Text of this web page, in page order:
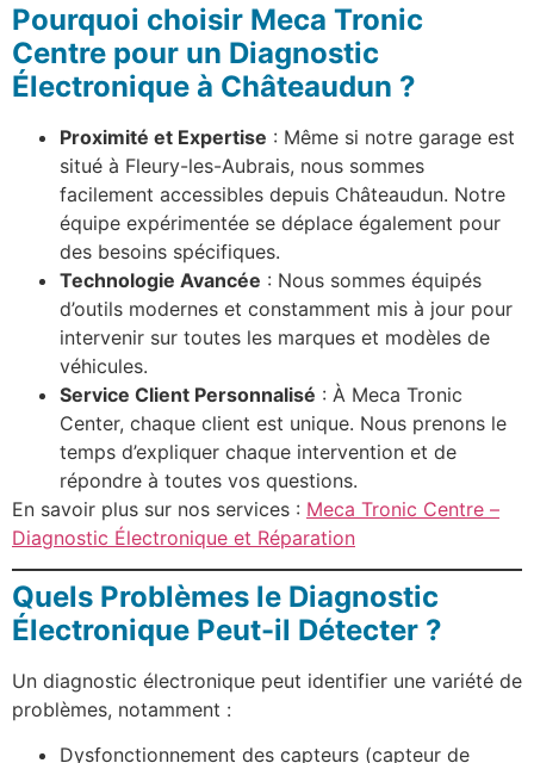
Pourquoi choisir Meca Tronic
Centre pour un Diagnostic
Électronique à Châteaudun ?
Proximité et Expertise : Même si notre garage est
situé à Fleury-les-Aubrais, nous sommes
facilement accessibles depuis Châteaudun. Notre
équipe expérimentée se déplace également pour
des besoins spécifiques.
Technologie Avancée : Nous sommes équipés
d’outils modernes et constamment mis à jour pour
intervenir sur toutes les marques et modèles de
véhicules.
Service Client Personnalisé : À Meca Tronic
Center, chaque client est unique. Nous prenons le
temps d’expliquer chaque intervention et de
répondre à toutes vos questions.
En savoir plus sur nos services : Meca Tronic Centre –
Diagnostic Électronique et Réparation
Quels Problèmes le Diagnostic
Électronique Peut-il Détecter ?
Un diagnostic électronique peut identifier une variété de
problèmes, notamment :
Dysfonctionnement des capteurs (capteur de